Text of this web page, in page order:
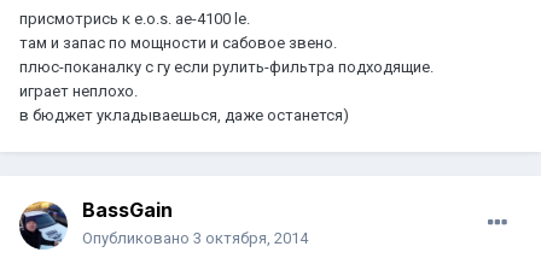
присмотрись к e.o.s. ae-4100 le.
там и запас по мощности и сабовое звено.
плюс-поканалку с гу если рулить-фильтра подходящие.
играет неплохо.
в бюджет укладываешься, даже останется)
BassGain
Опубликовано 3 октября, 2014